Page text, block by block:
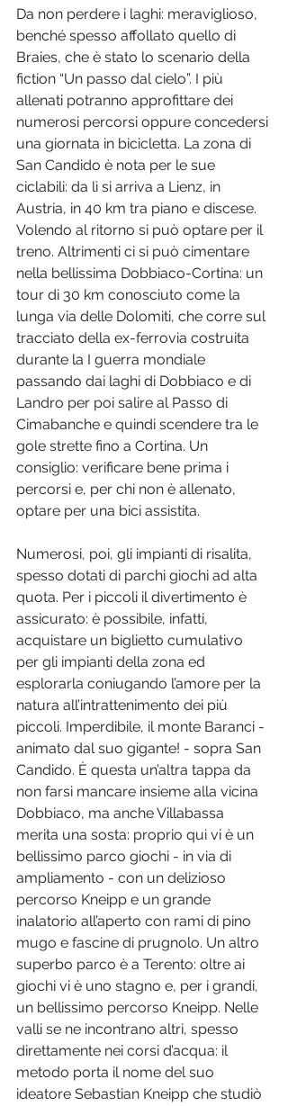
Da non perdere i laghi: meraviglioso,
benché spesso affollato quello di
Braies, che è stato lo scenario della
fiction “Un passo dal cielo”. I più
allenati potranno approfittare dei
numerosi percorsi oppure concedersi
una giornata in bicicletta. La zona di
San Candido è nota per le sue
ciclabili: da lì si arriva a Lienz, in
Austria, in 40 km tra piano e discese.
Volendo al ritorno si può optare per il
treno. Altrimenti ci si può cimentare
nella bellissima Dobbiaco-Cortina: un
tour di 30 km conosciuto come la
lunga via delle Dolomiti, che corre sul
tracciato della ex-ferrovia costruita
durante la I guerra mondiale
passando dai laghi di Dobbiaco e di
Landro per poi salire al Passo di
Cimabanche e quindi scendere tra le
gole strette fino a Cortina. Un
consiglio: verificare bene prima i
percorsi e, per chi non è allenato,
optare per una bici assistita.
Numerosi, poi, gli impianti di risalita,
spesso dotati di parchi giochi ad alta
quota. Per i piccoli il divertimento è
assicurato: è possibile, infatti,
acquistare un biglietto cumulativo
per gli impianti della zona ed
esplorarla coniugando l’amore per la
natura all’intrattenimento dei più
piccoli. Imperdibile, il monte Baranci -
animato dal suo gigante! - sopra San
Candido. È questa un’altra tappa da
non farsi mancare insieme alla vicina
Dobbiaco, ma anche Villabassa
merita una sosta: proprio qui vi è un
bellissimo parco giochi - in via di
ampliamento - con un delizioso
percorso Kneipp e un grande
inalatorio all’aperto con rami di pino
mugo e fascine di prugnolo. Un altro
superbo parco è a Terento: oltre ai
giochi vi è uno stagno e, per i grandi,
un bellissimo percorso Kneipp. Nelle
valli se ne incontrano altri, spesso
direttamente nei corsi d’acqua: il
metodo porta il nome del suo
ideatore Sebastian Kneipp che studiò